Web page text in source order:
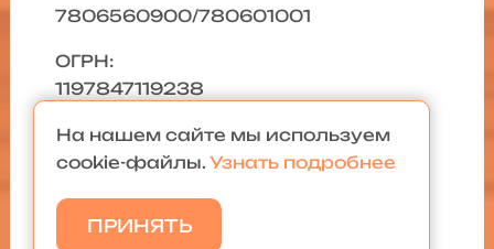
7806560900/780601001
ОГРН:
1197847119238
Политика конфиденциальности
На нашем сайте мы используем
cookie-файлы. Узнать подробнее
ПРИНЯТЬ